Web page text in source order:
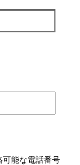
可能な電話番号